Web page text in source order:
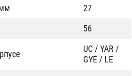
27
56
UC / YAR /
GYE / LE